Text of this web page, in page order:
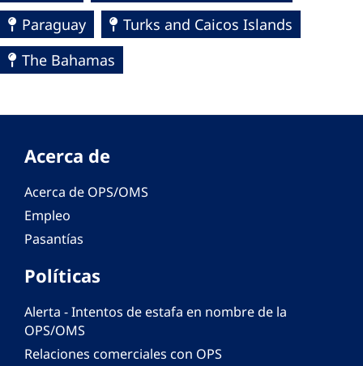
Paraguay
Turks and Caicos Islands
The Bahamas
Acerca de
Acerca de OPS/OMS
Empleo
Pasantías
Políticas
Alerta - Intentos de estafa en nombre de la
OPS/OMS
Relaciones comerciales con OPS